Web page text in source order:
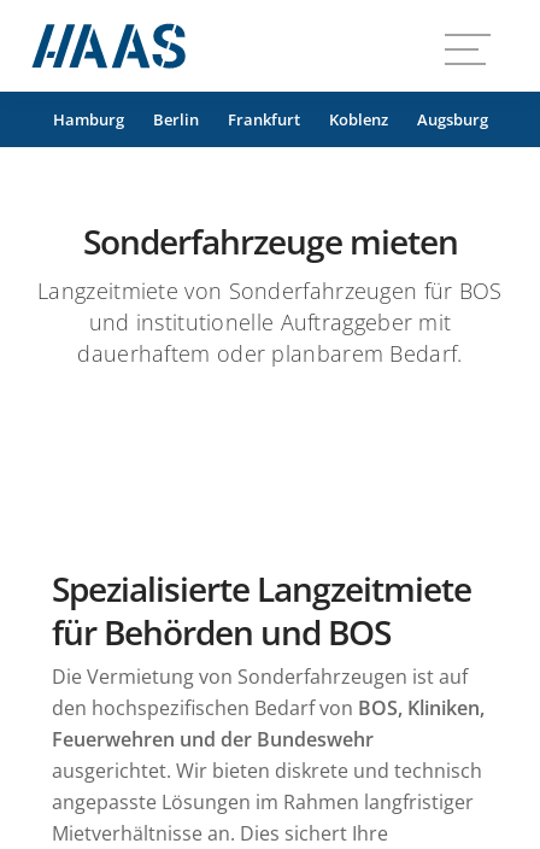
Interim-Rettungsfahrzeuge
Markus Haas
Leitbild
Vertrieb
Zertifizierungen
Hamburg Berlin Frankfurt Koblenz Augsburg
Sonderfahrzeuge mieten
Langzeitmiete von Sonderfahrzeugen für BOS
und institutionelle Auftraggeber mit
dauerhaftem oder planbarem Bedarf.
Spezialisierte Langzeitmiete
für Behörden und BOS
Die Vermietung von Sonderfahrzeugen ist auf
den hochspezifischen Bedarf von BOS, Kliniken,
Feuerwehren und der Bundeswehr
ausgerichtet. Wir bieten diskrete und technisch
angepasste Lösungen im Rahmen langfristiger
Mietverhältnisse an. Dies sichert Ihre